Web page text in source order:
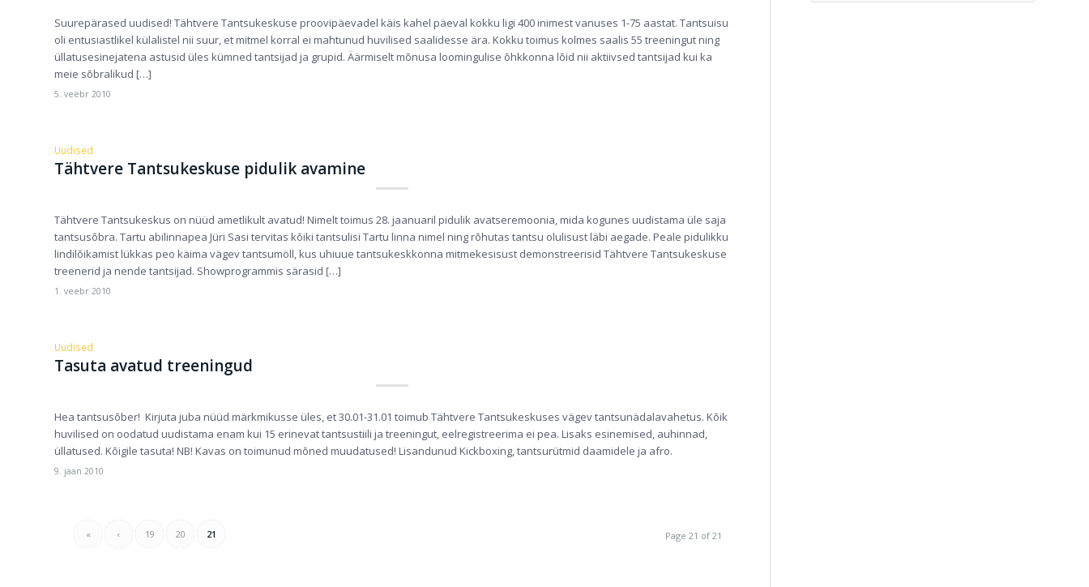
Suurepärased uudised! Tähtvere Tantsukeskuse proovipäevadel käis kahel päeval kokku ligi 400 inimest vanuses 1-75 aastat. Tantsuisu
oli entusiastlikel külalistel nii suur, et mitmel korral ei mahtunud huvilised saalidesse ära. Kokku toimus kolmes saalis 55 treeningut ning
üllatusesinejatena astusid üles kümned tantsijad ja grupid. Äärmiselt mõnusa loomingulise õhkkonna lõid nii aktiivsed tantsijad kui ka
meie sõbralikud […]
5. veebr 2010
Uudised
Tähtvere Tantsukeskuse pidulik avamine
Tähtvere Tantsukeskus on nüüd ametlikult avatud! Nimelt toimus 28. jaanuaril pidulik avatseremoonia, mida kogunes uudistama üle saja
tantsusõbra. Tartu abilinnapea Jüri Sasi tervitas kõiki tantsulisi Tartu linna nimel ning rõhutas tantsu olulisust läbi aegade. Peale pidulikku
lindilõikamist lükkas peo käima vägev tantsumöll, kus uhiuue tantsukeskkonna mitmekesisust demonstreerisid Tähtvere Tantsukeskuse
treenerid ja nende tantsijad. Showprogrammis särasid […]
1. veebr 2010
Uudised
Tasuta avatud treeningud
Hea tantsusõber! Kirjuta juba nüüd märkmikusse üles, et 30.01-31.01 toimub Tähtvere Tantsukeskuses vägev tantsunädalavahetus. Kõik
huvilised on oodatud uudistama enam kui 15 erinevat tantsustiili ja treeningut, eelregistreerima ei pea. Lisaks esinemised, auhinnad,
üllatused. Kõigile tasuta! NB! Kavas on toimunud mõned muudatused! Lisandunud Kickboxing, tantsurütmid daamidele ja afro.
9. jaan 2010
Page 21 of 21
« ‹ 19 20 21